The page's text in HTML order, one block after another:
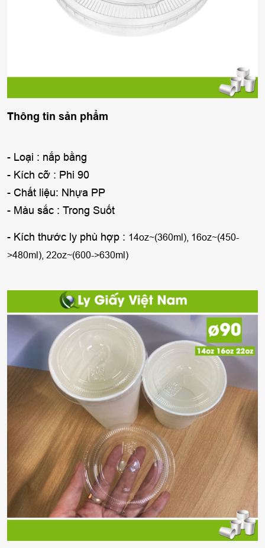
Thông tin sản phẩm
- Loại : nắp bằng
- Kích cỡ : Phi 90
- Chất liệu: Nhựa PP
- Màu sắc : Trong Suốt
- Kích thước ly phù hợp : 14oz~(360ml), 16oz~(450-
>480ml), 22oz~(600->630ml)